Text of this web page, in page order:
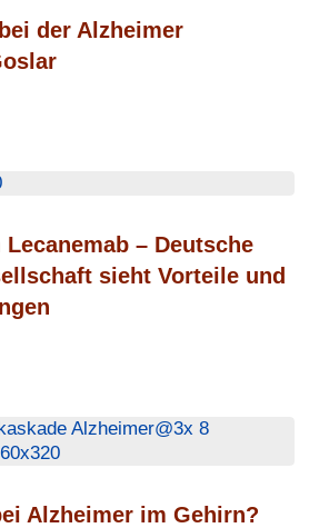
der Alzheimer
– Deutsche
sieht Vorteile und
Alzheimer im Gehirn?